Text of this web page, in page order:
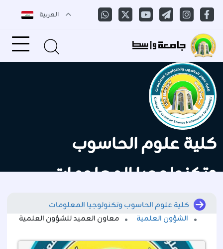
العربية
كلية علوم الحاسوب
وتكنولوجيا المعلومات
كلية علوم الحاسوب وتكنولوجيا المعلومات
الشؤون العلمية
معاون العميد للشؤون العلمية